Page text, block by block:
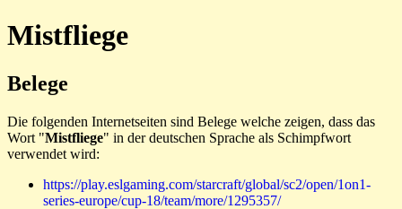
Mistfliege
Belege
Die folgenden Internetseiten sind Belege welche zeigen, dass das
Wort "Mistfliege" in der deutschen Sprache als Schimpfwort
verwendet wird:
https://play.eslgaming.com/starcraft/global/sc2/open/1on1-
series-europe/cup-18/team/more/1295357/